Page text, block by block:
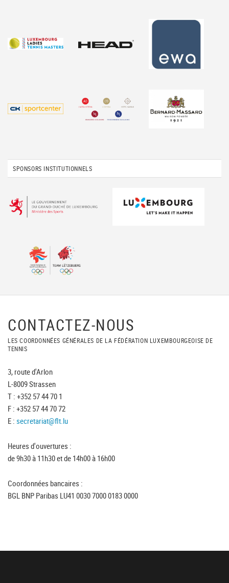
SPONSORS INSTITUTIONNELS
CONTACTEZ-NOUS
LES COORDONNÉES GÉNÉRALES DE LA FÉDÉRATION LUXEMBOURGEOISE DE
TENNIS
3, route d'Arlon
L-8009 Strassen
T : +352 57 44 70 1
F : +352 57 44 70 72
E : secretariat@flt.lu
Heures d'ouvertures :
de 9h30 à 11h30 et de 14h00 à 16h00
Coordonnées bancaires :
BGL BNP Paribas LU41 0030 7000 0183 0000